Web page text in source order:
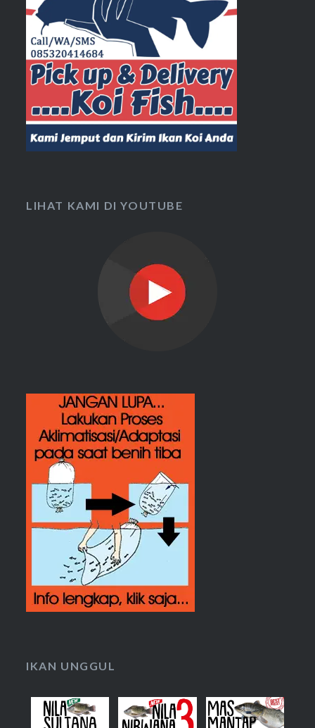
LIHAT KAMI DI YOUTUBE
IKAN UNGGUL